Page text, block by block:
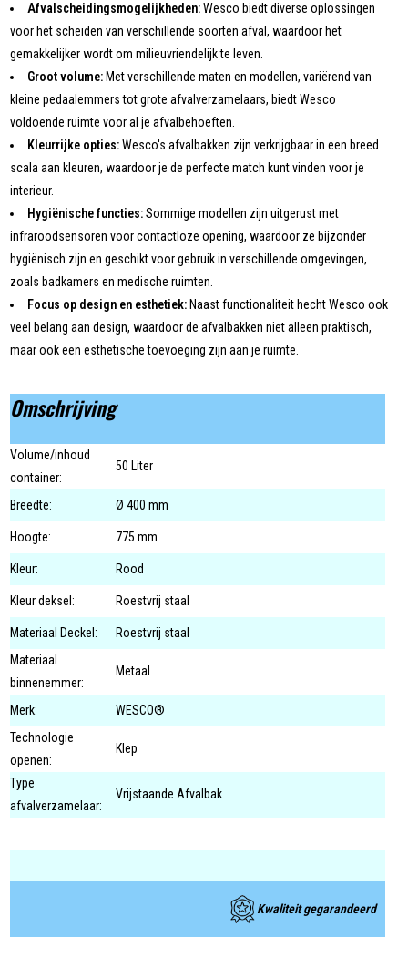
Afvalscheidingsmogelijkheden:Wesco biedt diverse oplossingen
voor het scheiden van verschillende soorten afval, waardoor het
gemakkelijker wordt om milieuvriendelijk te leven.
Groot volume: Met verschillende maten en modellen, variërend van
kleine pedaalemmers tot grote afvalverzamelaars, biedt Wesco
voldoende ruimte voor al je afvalbehoeften.
Kleurrijke opties:Wesco's afvalbakken zijn verkrijgbaar in een breed
scala aan kleuren, waardoor je de perfecte match kunt vinden voor je
interieur.
Hygiënische functies:Sommige modellen zijn uitgerust met
infraroodsensoren voor contactloze opening, waardoor ze bijzonder
hygiënisch zijn en geschikt voor gebruik in verschillende omgevingen,
zoals badkamers en medische ruimten.
Focus op design en esthetiek: Naast functionaliteit hecht Wesco ook
veel belang aan design, waardoor de afvalbakken niet alleen praktisch,
maar ook een esthetische toevoeging zijn aan je ruimte.
Omschrijving
Volume/inhoud
container:
50 Liter
Breedte: Ø 400 mm
Hoogte: 775 mm
Kleur: Rood
Kleur deksel: Roestvrij staal
Materiaal Deckel:
Roestvrij staal
Materiaal
binnenemmer:
Metaal
Merk:
WESCO®
Technologie
openen:
Klep
Type
afvalverzamelaar:
Vrijstaande Afvalbak
Kwaliteit gegarandeerd